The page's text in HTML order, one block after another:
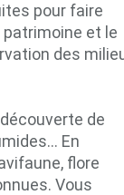
pour faire
patrimoine et le
des
de
En
flore
Vous